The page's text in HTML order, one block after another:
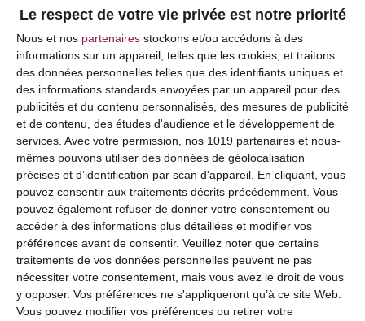
Le respect de votre vie privée est notre priorité
Nous et nos partenaires stockons et/ou accédons à des
informations sur un appareil, telles que les cookies, et traitons
des données personnelles telles que des identifiants uniques et
des informations standards envoyées par un appareil pour des
publicités et du contenu personnalisés, des mesures de publicité
et de contenu, des études d'audience et le développement de
services. Avec votre permission, nos 1019 partenaires et nous-
mêmes pouvons utiliser des données de géolocalisation
précises et d’identification par scan d'appareil. En cliquant, vous
pouvez consentir aux traitements décrits précédemment. Vous
pouvez également refuser de donner votre consentement ou
accéder à des informations plus détaillées et modifier vos
préférences avant de consentir. Veuillez noter que certains
traitements de vos données personnelles peuvent ne pas
nécessiter votre consentement, mais vous avez le droit de vous
y opposer. Vos préférences ne s'appliqueront qu’à ce site Web.
Vous pouvez modifier vos préférences ou retirer votre
NOM*
E-MAIL *